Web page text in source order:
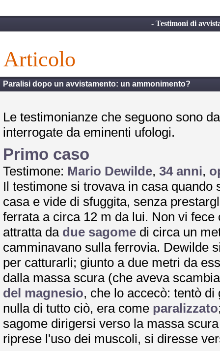
- Testimoni di
articolo
Paralisi dopo un avvistamento: un ammonimento?
Le testimonianze che seguono sono
interrogate da eminenti ufologi.
Primo caso
Testimone: Mario Dewilde, 34 anni,
Il testimone si trovava in casa
casa e vide di sfuggita, senza
ferrata a circa 12 m da lui. Non vi
attratta da due sagome di circa un
camminavano sulla ferrovia. Dewilde
per catturarli; giunto a due metri da
dalla massa scura (che aveva
del magnesio, che lo accecò: tentò
nulla di tutto ciò, era come paralizzato
sagome dirigersi verso la massa
riprese l'uso dei muscoli, si diresse